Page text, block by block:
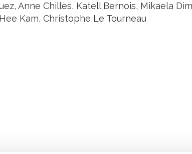
Anne Chilles, Katell Bernois, Mikaela
Kam, Christophe Le Tourneau